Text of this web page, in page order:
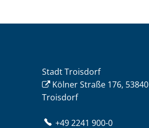
Uhr
Stadt Troisdorf
Kölner Straße 176, 53840
Troisdorf
+49 2241 900-0